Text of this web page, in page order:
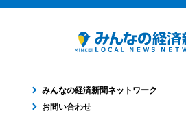
みんなの経済新聞ネットワーク
お問い合わせ